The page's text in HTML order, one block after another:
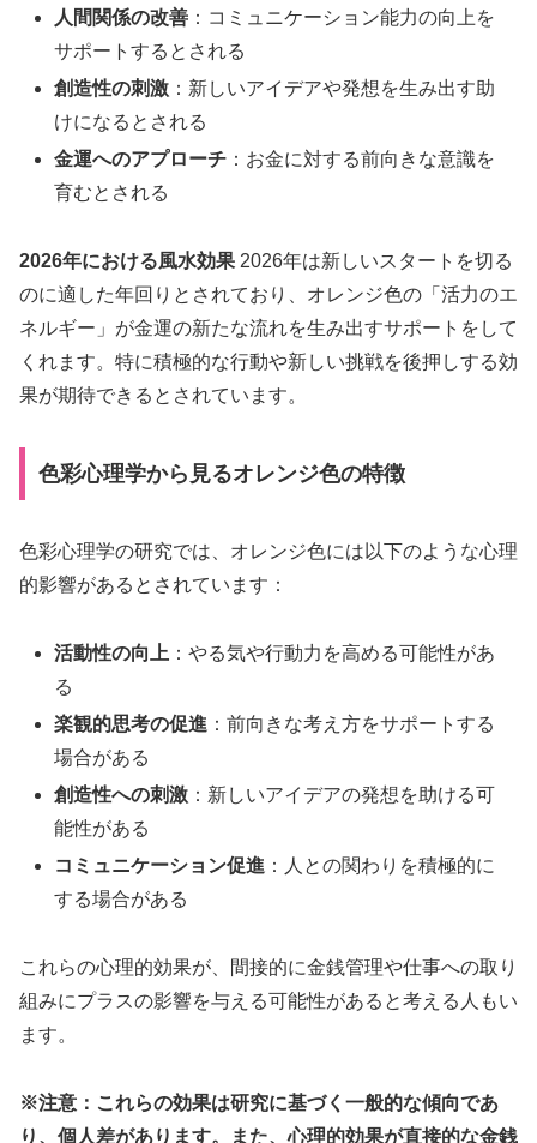
人間関係の改善 ：コミュニケーション能力の向上を
サポートするとされる
創造性の刺激 ：新しいアイデアや発想を生み出す助
けになるとされる
金運へのアプローチ ：お金に対する前向きな意識を
育むとされる
2026年における風水効果 2026年は新しいスタートを切る
のに適した年回りとされており、オレンジ色の「活力のエ
ネルギー」が金運の新たな流れを生み出すサポートをして
くれます。特に積極的な行動や新しい挑戦を後押しする効
果が期待できるとされています。
色彩心理学から見るオレンジ色の特徴
色彩心理学の研究では、オレンジ色には以下のような心理
的影響があるとされています：
活動性の向上 ：やる気や行動力を高める可能性があ
る
楽観的思考の促進 ：前向きな考え方をサポートする
場合がある
創造性への刺激 ：新しいアイデアの発想を助ける可
能性がある
コミュニケーション促進 ：人との関わりを積極的に
する場合がある
これらの心理的効果が、間接的に金銭管理や仕事への取り
組みにプラスの影響を与える可能性があると考える人もい
ます。
※注意：これらの効果は研究に基づく一般的な傾向であ
り、個人差があります。また、心理的効果が直接的な金銭